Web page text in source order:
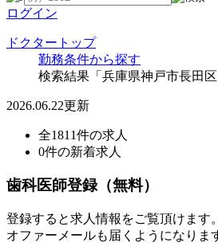
ログイン
ドクタートップ
勤務条件から探す
検索結果「兵庫県神戸市長田
2026.06.22更新
全1811件の求人
0件の新着求人
歯科医師登録（無料）
登録すると求人情報をご覧頂けます
オファーメールも届くようになりま